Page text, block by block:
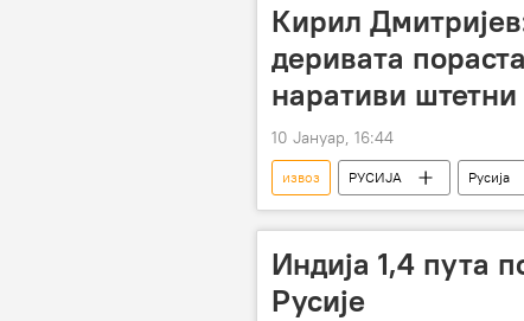
Кирил
деривата
наративи штетни
10 Јануар, 16:44
извоз РУСИЈА Русија
нафтни деривати
Индија 1,4 пута
Русије